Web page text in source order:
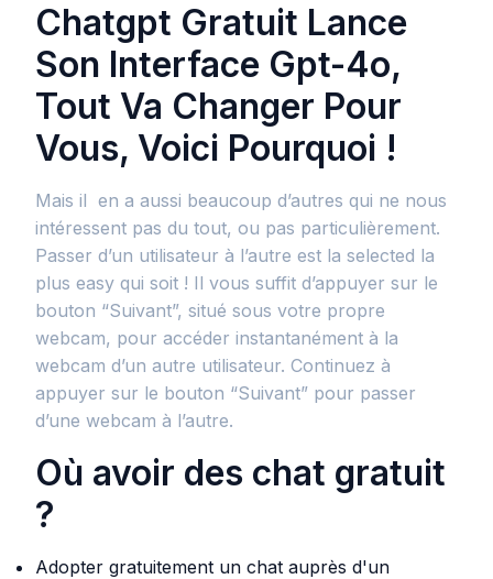
Chatgpt Gratuit Lance
Son Interface Gpt-4o,
Tout Va Changer Pour
Vous, Voici Pourquoi !
Mais il en a aussi beaucoup d’autres qui ne nous
intéressent pas du tout, ou pas particulièrement.
Passer d’un utilisateur à l’autre est la selected la
plus easy qui soit ! Il vous suffit d’appuyer sur le
bouton “Suivant”, situé sous votre propre
webcam, pour accéder instantanément à la
webcam d’un autre utilisateur. Continuez à
appuyer sur le bouton “Suivant” pour passer
d’une webcam à l’autre.
Où avoir des chat gratuit
?
Adopter gratuitement un chat auprès d'un